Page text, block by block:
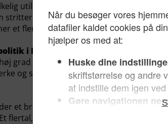
utilfredshed med Merkel og med de
stritter i forskellige retninger. Den har
et flertal.
i Danmark og Tyskland
grad sammen med, at de store partier
og stramme kurs i
et bredt parlamentarisk flertal for
flertal, som der kan regeres på med solid